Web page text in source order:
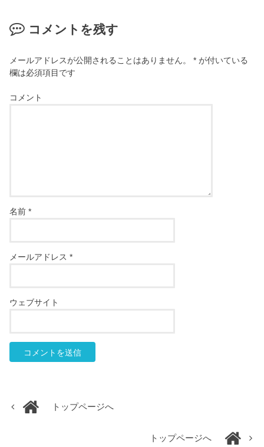
コメントを残す
メールアドレスが公開されることはありません。 * が付いている
欄は必須項目です
コメント
名前*
メールアドレス*
ウェブサイト
トップページへ
トップページへ